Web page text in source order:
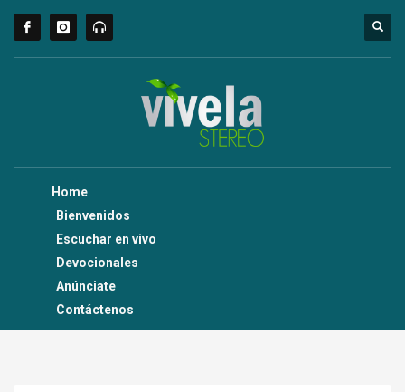
Home
Bienvenidos
Escuchar en vivo
Devocionales
Anúnciate
Contáctenos